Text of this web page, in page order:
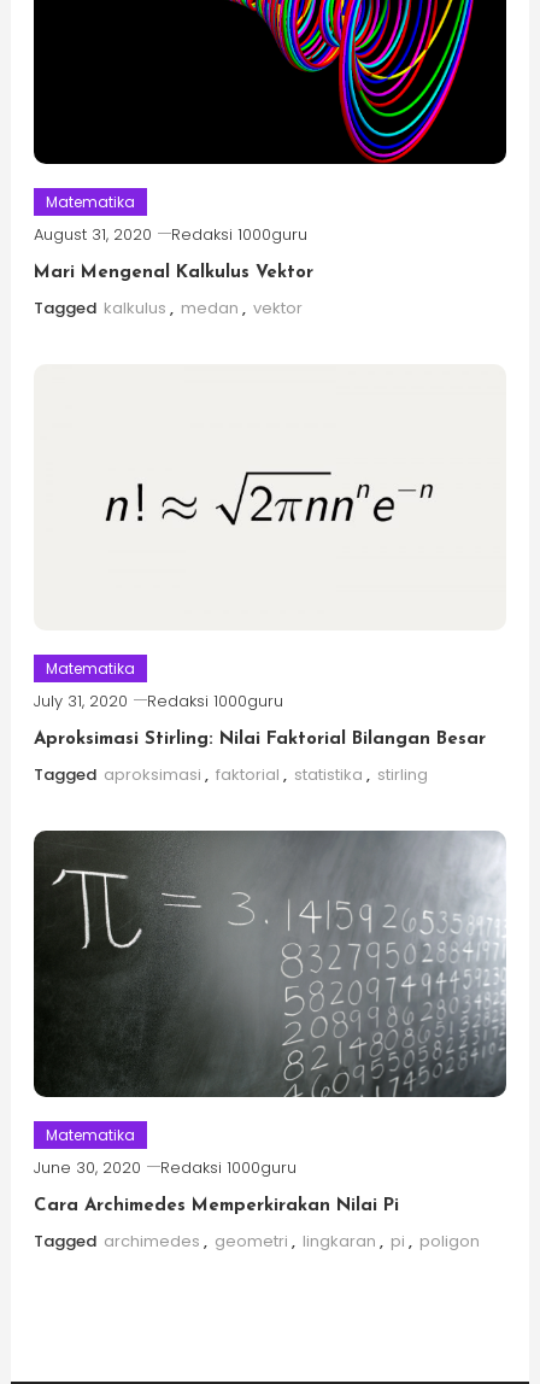
Matematika
August 31, 2020 Redaksi 1000guru
Mari Mengenal Kalkulus Vektor
Tagged kalkulus , medan , vektor
Matematika
July 31, 2020 Redaksi 1000guru
Aproksimasi Stirling: Nilai Faktorial Bilangan Besar
Tagged aproksimasi , faktorial , statistika , stirling
Matematika
June 30, 2020 Redaksi 1000guru
Cara Archimedes Memperkirakan Nilai Pi
Tagged archimedes , geometri , lingkaran , pi , poligon